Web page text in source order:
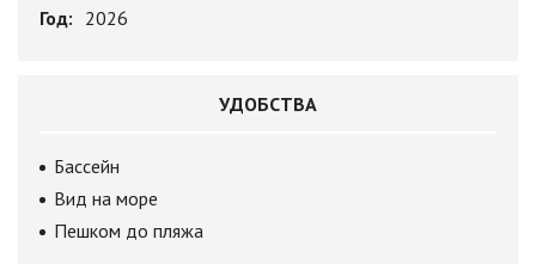
Год: 2026
УДОБСТВА
Бассейн
Вид на море
Пешком до пляжа